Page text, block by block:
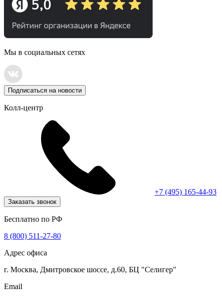
Мы в социальных сетях
Подписаться на новости
Колл-центр
+7 (495) 165-44-93
Заказать звонок
Бесплатно по РФ
8 (800) 511-27-80
Адрес офиса
г. Москва, Дмитровское шоссе, д.60, БЦ "Селигер"
Email